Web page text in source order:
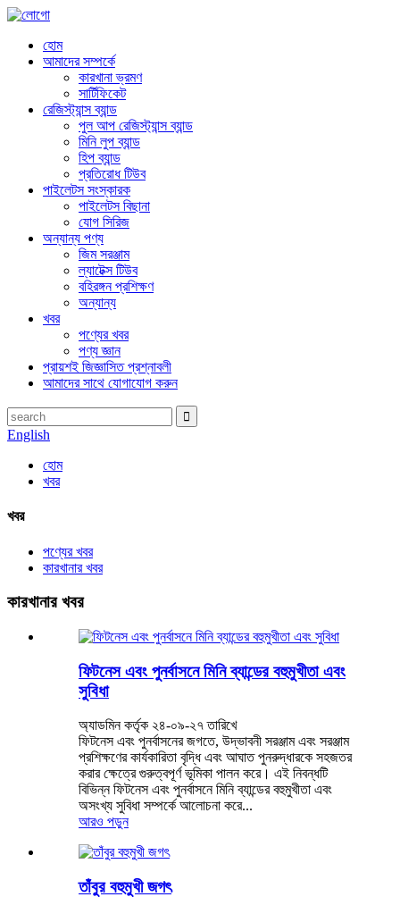
হোম
আমাদের সম্পর্কে
কারখানা ভ্রমণ
সার্টিফিকেট
রেজিস্ট্যান্স ব্যান্ড
পুল আপ রেজিস্ট্যান্স ব্যান্ড
মিনি লুপ ব্যান্ড
হিপ ব্যান্ড
প্রতিরোধ টিউব
পাইলেটস সংস্কারক
পাইলেটস বিছানা
যোগ সিরিজ
অন্যান্য পণ্য
জিম সরঞ্জাম
ল্যাটেক্স টিউব
বহিরঙ্গন প্রশিক্ষণ
অন্যান্য
খবর
পণ্যের খবর
পণ্য জ্ঞান
প্রায়শই জিজ্ঞাসিত প্রশ্নাবলী
আমাদের সাথে যোগাযোগ করুন
English
হোম
খবর
খবর
পণ্যের খবর
কারখানার খবর
কারখানার খবর
ফিটনেস এবং পুনর্বাসনে মিনি ব্যান্ডের বহুমুখীতা এবং
সুবিধা
অ্যাডমিন কর্তৃক ২৪-০৯-২৭ তারিখে
ফিটনেস এবং পুনর্বাসনের জগতে, উদ্ভাবনী সরঞ্জাম এবং সরঞ্জাম
প্রশিক্ষণের কার্যকারিতা বৃদ্ধি এবং আঘাত পুনরুদ্ধারকে সহজতর
করার ক্ষেত্রে গুরুত্বপূর্ণ ভূমিকা পালন করে। এই নিবন্ধটি
বিভিন্ন ফিটনেস এবং পুনর্বাসনে মিনি ব্যান্ডের বহুমুখীতা এবং
অসংখ্য সুবিধা সম্পর্কে আলোচনা করে...
আরও পড়ুন
তাঁবুর বহুমুখী জগৎ